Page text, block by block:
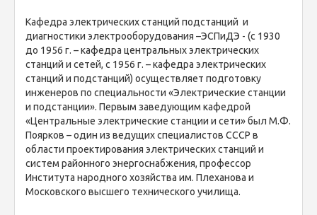
Кафедра электрических станций подстанций и
диагностики электрооборудования –ЭСПиДЭ - (с 1930
до 1956 г. – кафедра центральных электрических
станций и сетей, с 1956 г. – кафедра электрических
станций и подстанций) осуществляет подготовку
инженеров по специальности «Электрические станции
и подстанции». Первым заведующим кафедрой
«Центральные электрические станции и сети» был М.Ф.
Поярков – один из ведущих специалистов СССР в
области проектирования электрических станций и
систем районного энергоснабжения, профессор
Института народного хозяйства им. Плеханова и
Московского высшего технического училища.